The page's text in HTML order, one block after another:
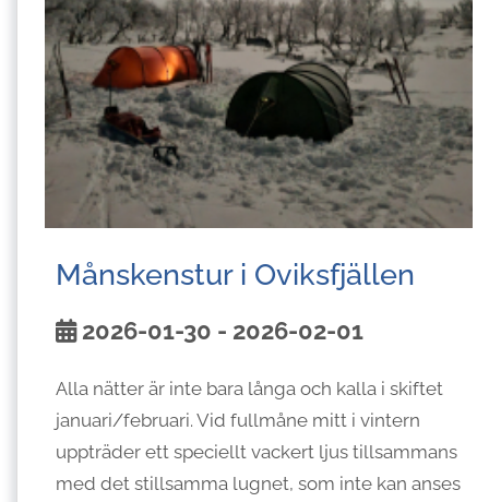
Månskenstur i Oviksfjällen
2026-01-30 - 2026-02-01
Alla nätter är inte bara långa och kalla i skiftet
januari/februari. Vid fullmåne mitt i vintern
uppträder ett speciellt vackert ljus tillsammans
med det stillsamma lugnet, som inte kan anses